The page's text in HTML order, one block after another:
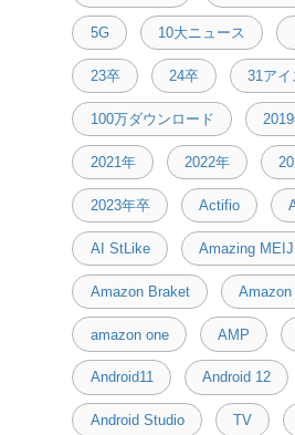
5G 10大ニュース
23卒 24卒 31ア
100万ダウンロード
2021年 2022年
2023年卒 Actifio
AI StLike Amazing
Amazon Braket Amazon
amazon one AMP
Android11 Android 12
Android Studio TV